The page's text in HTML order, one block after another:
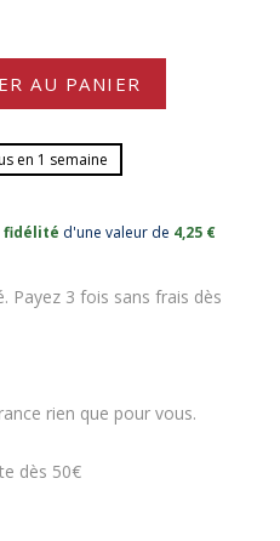
AU PANIER
en 1 semaine
fidélité d'une valeur de 4,25 €
Payez 3 fois sans frais dès
rien que pour vous.
dès 50€